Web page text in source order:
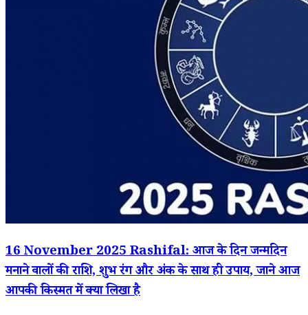
16 November 2025 Rashifal: आज के दिन जन्मदिन
मनाने वालों की राशि, शुभ रंग और अंक के साथ ही उपाय, जाने आज
आपकी किस्मत में क्या लिखा है